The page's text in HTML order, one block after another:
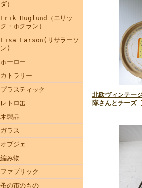
ダ）
Erik Huglund（エリッ
ク・ホグラン）
Lisa Larson(リサラーソ
ン)
ホーロー
カトラリー
プラスティック
レトロ缶
木製品
ガラス
オブジェ
編み物
ファブリック
蚤の市のもの
北欧ヴィンテー
隊さんとチーズ